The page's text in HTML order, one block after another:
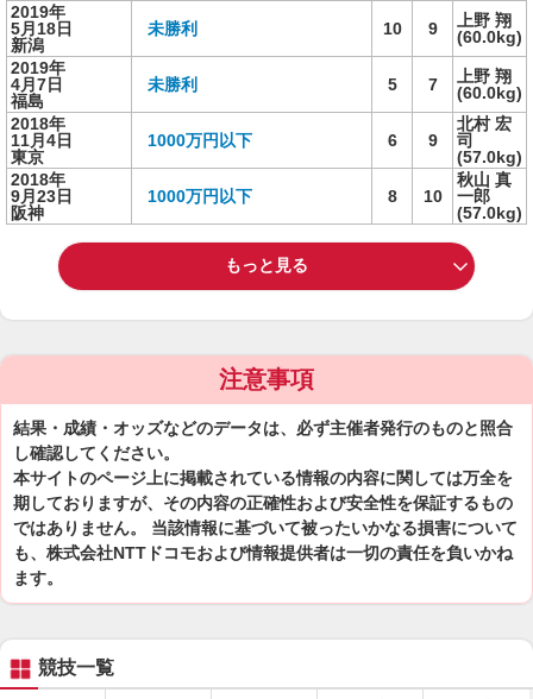
2019年
5月18日
新潟
未勝利 10 9
上野 翔
(60.0kg)
2019年
4月7日
福島
未勝利 5 7
上野 翔
(60.0kg)
2018年
11月4日
東京
1000万円以下 6 9
北村 宏
司
(57.0kg)
2018年
9月23日
阪神
1000万円以下 8 10
秋山 真
一郎
(57.0kg)
もっと見る
注意事項
結果・成績・オッズなどのデータは、必ず主催者発行のものと照合
し確認してください。
本サイトのページ上に掲載されている情報の内容に関しては万全を
期しておりますが、その内容の正確性および安全性を保証するもの
ではありません。 当該情報に基づいて被ったいかなる損害について
も、株式会社NTTドコモおよび情報提供者は一切の責任を負いかね
ます。
競技一覧